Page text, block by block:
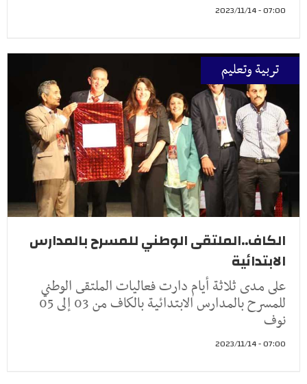
07:00 - 2023/11/14
تربية وتعليم
الكاف..الملتقى الوطني للمسرح بالمدارس
الابتدائية
على مدى ثلاثة أيام دارت فعاليات الملتقى الوطني
للمسرح بالمدارس الابتدائية بالكاف من 03 إلى 05
نوف
07:00 - 2023/11/14